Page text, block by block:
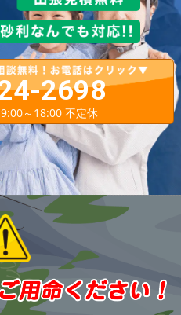
2698
～18:00 不定休